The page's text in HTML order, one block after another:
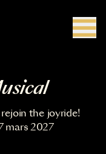
the joyride!
mars 2027